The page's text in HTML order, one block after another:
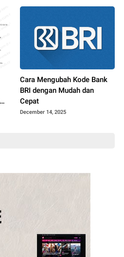
Cara Mengubah Kode Bank
BRI dengan Mudah dan
Cepat
December 14, 2025